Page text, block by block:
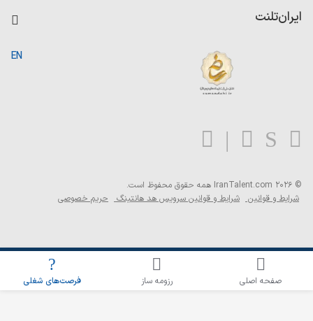
اطلاع‌رسانی شغلی را برای این جستجو فعال کنید
کاردیکس
ایران‌تلنت
بلاگ
EN
© 2026 IranTalent.com
همه حقوق محفوظ است.
شرایط و قوانین شرایط و قوانین سرویس هد هانتینگ حریم خصوصی
صفحه اصلی رزومه ساز فرصت‌های شغلی